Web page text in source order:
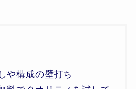
や構成の壁打ち